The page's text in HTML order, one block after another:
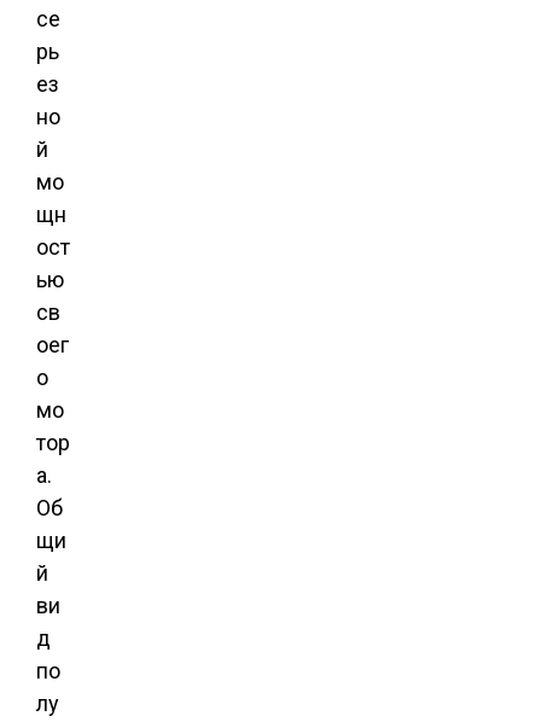
се
рь
ез
но
й
мо
щн
ост
ью
св
оег
о
мо
тор
а.
Об
щи
й
ви
д
по
лу